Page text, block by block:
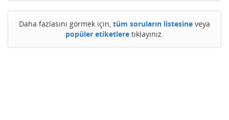
Daha fazlasını görmek için, tüm soruların listesine veya
popüler etiketlere tıklayınız.